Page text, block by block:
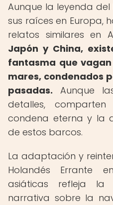
Aunque la leyenda del
sus raíces en Europa,
relatos similares en
Japón y China,
fantasma que
mares, condenados
pasadas. Aunque
detalles,
condena eterna y la
de estos barcos.
La adaptación y
Holandés Errante
asiáticas refleja la
narrativa sobre la